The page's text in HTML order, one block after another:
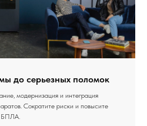
до серьезных поломок
модернизация и интеграция
Сократите риски и повысите
БПЛА.